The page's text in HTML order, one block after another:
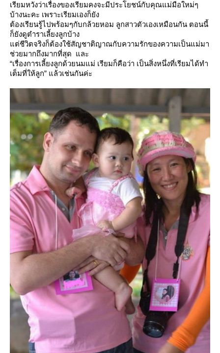
เรียมหวังว่าเรื่องของเรียมคงจะมีประโยชน์กับคุณแม่มือใหม่ๆ
บ้างนะคะ เพราะเรียมเองก็ยัง
ต้องเรียนรู้ไปพร้อมๆกับกล้วยหอม ลูกสาวตัวเองเหมือนกัน ตอนนี้
ก็ยังดูตำราเลี้ยงลูกบ้าง
ต่ชีวิตจริงก็ต้องใช้สัญชาติญาณกับความรักของความเป็นแม่มา
ช่วยมากถึงมากที่สุด และ
“เรื่องการเลี้ยงลูกด้วยนมแม่ เรียมก็คือว่า เป็นสิ่งหนึ่งที่เรียมได้ทำ
เต็มที่ให้ลูก” ล้วเช่นกันค่ะ